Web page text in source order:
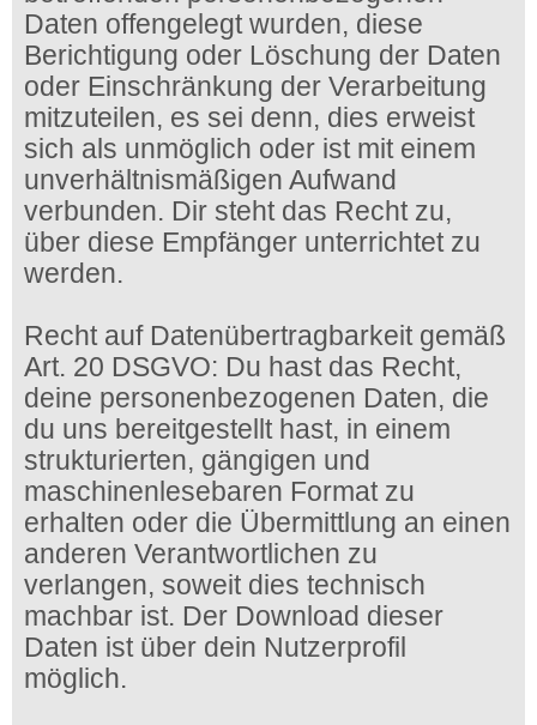
Daten offengelegt wurden, diese
Berichtigung oder Löschung der Daten
oder Einschränkung der Verarbeitung
mitzuteilen, es sei denn, dies erweist
sich als unmöglich oder ist mit einem
unverhältnismäßigen Aufwand
verbunden. Dir steht das Recht zu,
über diese Empfänger unterrichtet zu
werden.
Recht auf Datenübertragbarkeit gemäß
Art. 20 DSGVO: Du hast das Recht,
deine personenbezogenen Daten, die
du uns bereitgestellt hast, in einem
strukturierten, gängigen und
maschinenlesebaren Format zu
erhalten oder die Übermittlung an einen
anderen Verantwortlichen zu
verlangen, soweit dies technisch
machbar ist. Der Download dieser
Daten ist über dein Nutzerprofil
möglich.